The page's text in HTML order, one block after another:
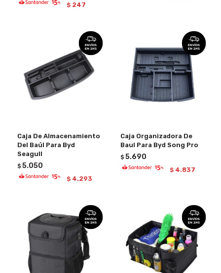
$ 247
Caja De Almacenamiento
Del Baúl Para Byd
Seagull
$ 5.050
$ 4.293
Caja Organizadora De
Baul Para Byd Song Pro
$ 5.690
$ 4.837